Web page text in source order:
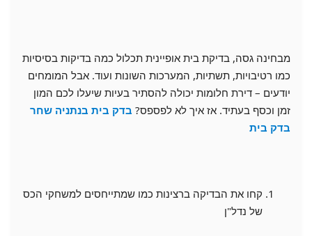
מבחינה גסה, בדיקת בית אופיינית תכלול כמה בדיקות בסיסיות
כמו רטיבויות, תשתיות, המערכות השונות ועוד. אבל המומחים
יודעים – דירת חלומות יכולה להסתיר בעיות שיעלו לכם המון
זמן וכסף בעתיד. אז איך לא לפספס? בדק בית בנתניה שחר
בדק בית
קחו את הבדיקה ברצינות כמו שמתייחסים למשחקי הכס
של נדל"ן